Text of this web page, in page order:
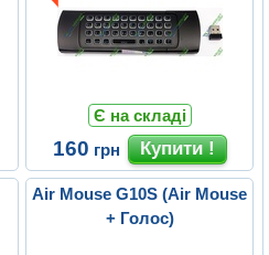
Є на складі
160 грн
Air Mouse G10S (Air Mouse
+ Голос)